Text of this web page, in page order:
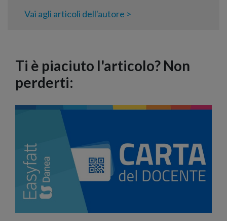
Vai agli articoli dell'autore >
Ti è piaciuto l'articolo? Non
perderti: